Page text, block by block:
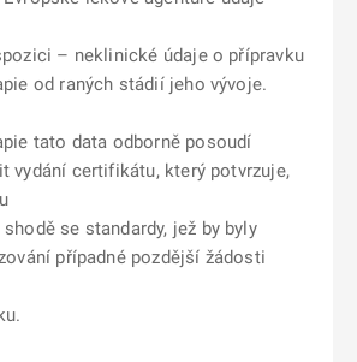
– neklinické údaje o přípravku
od raných stádií jeho vývoje.
tato data odborně posoudí
vydání certifikátu, který potvrzuje,
se standardy, jež by byly
případné pozdější žádosti